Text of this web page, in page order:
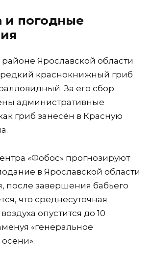
и погодные
районе Ярославской области
краснокнижный гриб
За его сбор
административные
гриб занесён в Красную
«Фобос» прогнозируют
в Ярославской области
после завершения бабьего
что среднесуточная
опустится до 10
«генеральное